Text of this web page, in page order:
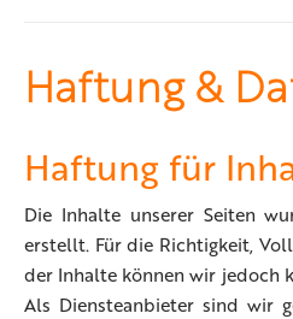
Haftung &
Haftung für
Die Inhalte unserer Seiten
erstellt. Für die Richtigkeit,
der Inhalte können wir jedoch
Als Diensteanbieter sind wir